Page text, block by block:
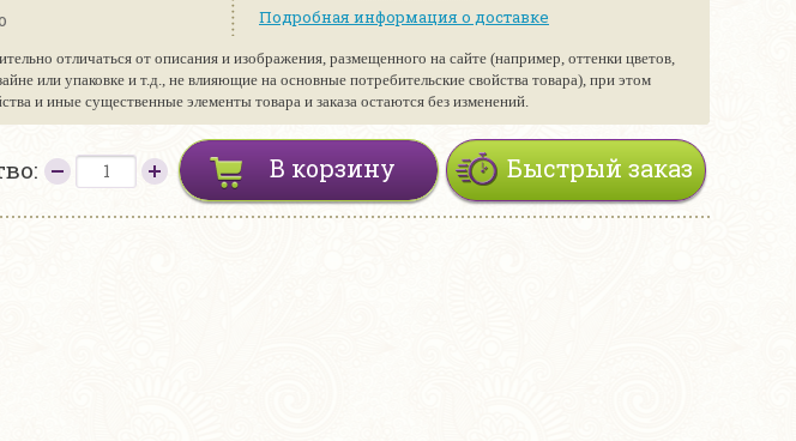
Подробная информация о доставке
отличаться от описания и изображения, размещенного на сайте (например, оттенки цветов,
или упаковке и т.д., не влияющие на основные потребительские свойства товара), при этом
и иные существенные элементы товара и заказа остаются без изменений.
Быстрый заказ
В корзину